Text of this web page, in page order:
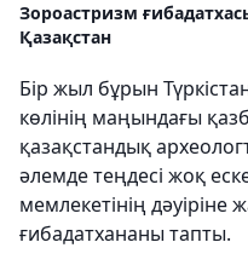
Зороастризм
Қазақстан
Бір жыл бұрын
көлінің маңындағы
қазақстандық
әлемде теңдесі жоқ
мемлекетінің
ғибадатхананы тапты.